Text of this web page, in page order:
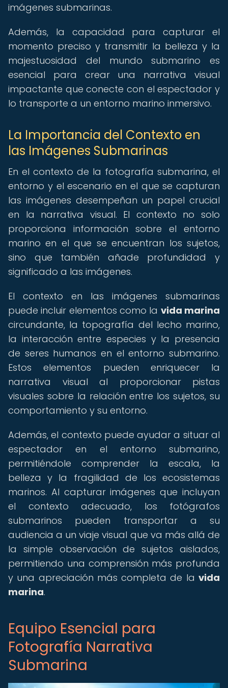
imágenes submarinas.
Además, la capacidad para capturar el
momento preciso y transmitir la belleza y la
majestuosidad del mundo submarino es
esencial para crear una narrativa visual
impactante que conecte con el espectador y
lo transporte a un entorno marino inmersivo.
La Importancia del Contexto en
las Imágenes Submarinas
En el contexto de la fotografía submarina, el
entorno y el escenario en el que se capturan
las imágenes desempeñan un papel crucial
en la narrativa visual. El contexto no solo
proporciona información sobre el entorno
marino en el que se encuentran los sujetos,
sino que también añade profundidad y
significado a las imágenes.
El contexto en las imágenes submarinas
puede incluir elementos como la vida marina
circundante, la topografía del lecho marino,
la interacción entre especies y la presencia
de seres humanos en el entorno submarino.
Estos elementos pueden enriquecer la
narrativa visual al proporcionar pistas
visuales sobre la relación entre los sujetos, su
comportamiento y su entorno.
Además, el contexto puede ayudar a situar al
espectador en el entorno submarino,
permitiéndole comprender la escala, la
belleza y la fragilidad de los ecosistemas
marinos. Al capturar imágenes que incluyan
el contexto adecuado, los fotógrafos
submarinos pueden transportar a su
audiencia a un viaje visual que va más allá de
la simple observación de sujetos aislados,
permitiendo una comprensión más profunda
y una apreciación más completa de la vida
marina.
Equipo Esencial para
Fotografía Narrativa
Submarina